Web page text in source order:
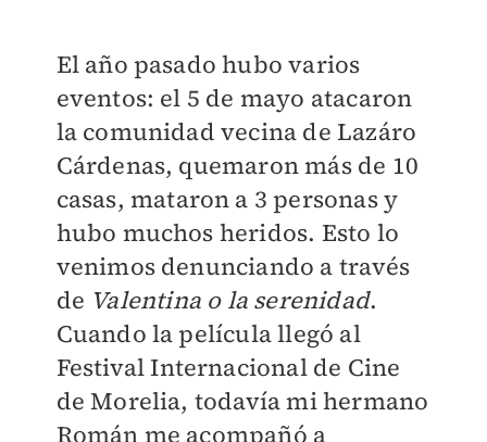
El año pasado hubo varios
eventos: el 5 de mayo atacaron
la comunidad vecina de Lazáro
Cárdenas, quemaron más de 10
casas, mataron a 3 personas y
hubo muchos heridos. Esto lo
venimos denunciando a través
de Valentina o la serenidad.
Cuando la película llegó al
Festival Internacional de Cine
de Morelia, todavía mi hermano
Román me acompañó a